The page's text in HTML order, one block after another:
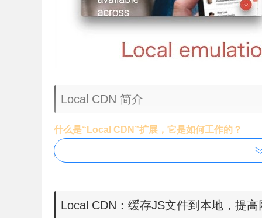
Local CDN 简介
什么是“Local CDN”扩展，它是如何工作的？
顾名思义，这个扩展提供了对最流行的CDN库的
在制作网站或博客时经常使用一些外部的
Local CDN：缓存JS文件到本地，提